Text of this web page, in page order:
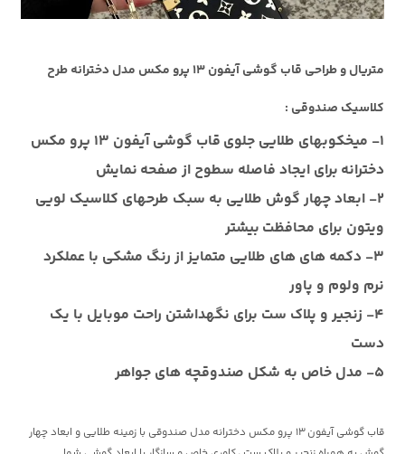
متریال و طراحی قاب گوشی آیفون 13 پرو مکس
مدل دخترانه طرح
کلاسیک صندوقی :
1- میخکوبهای طلایی جلوی
قاب گوشی آیفون 13 پرو مکس
دخترانه برای ایجاد فاصله سطوح از صفحه نمایش
2- ابعاد چهار گوش طلایی به سبک طرحهای کلاسیک لویی
ویتون برای محافظت بیشتر
3- دکمه های های طلایی متمایز از رنگ مشکی با عملکرد
نرم ولوم و پاور
4- زنجیر و پلاک ست برای نگهداشتن راحت موبایل با یک
دست
5- مدل خاص به شکل صندوقچه های جواهر
قاب گوشی آیفون 13 پرو مکس دخترانه
مدل صندوقی با زمینه طلایی و ابعاد چهار